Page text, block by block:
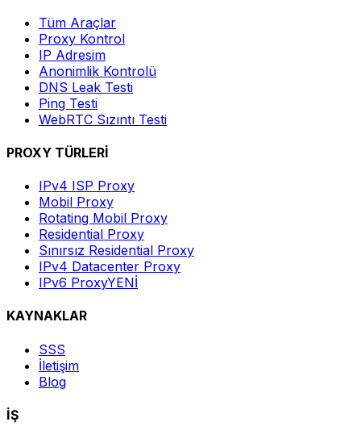
Tüm Araçlar
Proxy Kontrol
IP Adresim
Anonimlik Kontrolü
DNS Leak Testi
Ping Testi
WebRTC Sızıntı Testi
PROXY TÜRLERİ
IPv4 ISP Proxy
Mobil Proxy
Rotating Mobil Proxy
Residential Proxy
Sınırsız Residential Proxy
IPv4 Datacenter Proxy
IPv6 ProxyYENİ
KAYNAKLAR
SSS
İletişim
Blog
İŞ